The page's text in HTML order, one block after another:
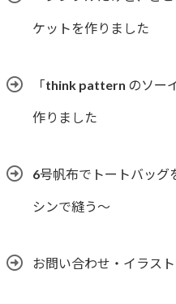
ケットを作りました
「think pattern のソー
作りました
6号帆布でトートバッグ
シンで縫う〜
お問い合わせ・イラス